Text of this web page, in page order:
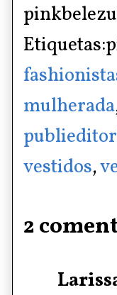
mulherada
vestidos,
2